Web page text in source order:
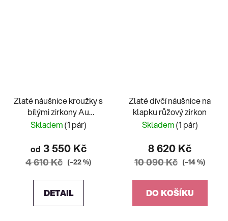
Zlaté náušnice kroužky s
bílými zirkony Au
585/1000 0,80g
Skladem(1 pár)
od 3 550 Kč
4 610 Kč (–22 %)
DETAIL
Zlaté dívčí náušnice na
klapku růžový zirkon
Skladem(1 pár)
8 620 Kč
10 090 Kč (–14 %)
DO KOŠÍKU